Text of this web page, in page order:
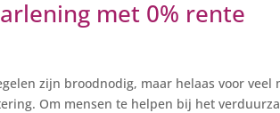
met 0% rente
zijn broodnodig, maar helaas voor
Om mensen te helpen bij het